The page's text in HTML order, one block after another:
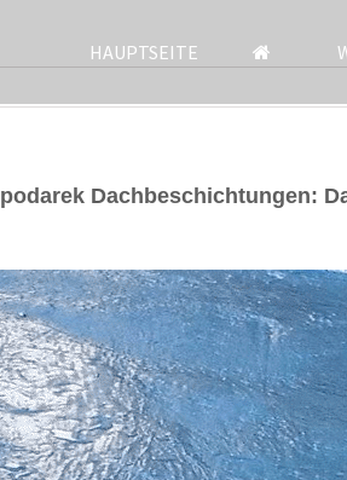
HAUPTSEITE
Dachbeschichtungen: